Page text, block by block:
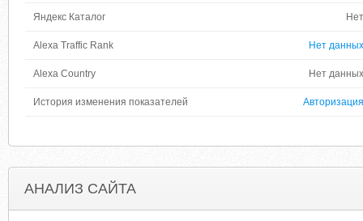
Яндекс Каталог Нет
Alexa Traffic Rank Нет данных
Alexa Country Нет данных
История изменения показателей Авторизация
АНАЛИЗ САЙТА